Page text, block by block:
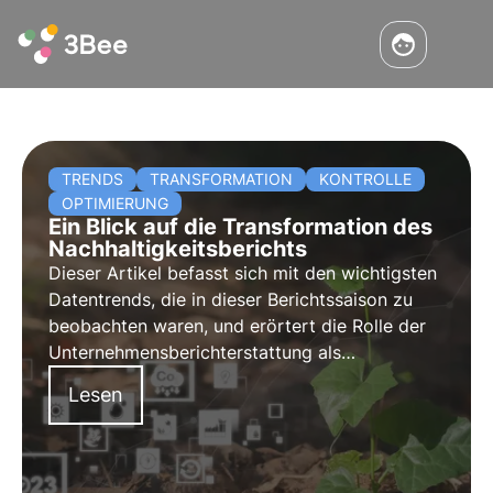
TRENDS TRANSFORMATION
KONTROLLE
OPTIMIERUNG
Ein Blick auf die Transformation des
Nachhaltigkeitsberichts
Dieser Artikel befasst sich mit den wichtigsten
Datentrends, die in dieser Berichtssaison zu
beobachten waren, und erörtert die Rolle der
Unternehmensberichterstattung als
Kontrollinstrument. Darüber hinaus stellt 3Bee
ein wertvolles Whitepaper zur Verfügung.
Lesen